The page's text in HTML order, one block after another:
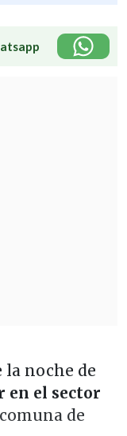
la noche de
en el sector
de